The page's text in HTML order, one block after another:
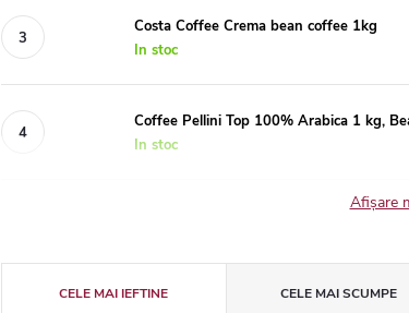
Costa Coffee Crema bean coffee 1kg
In stoc
Coffee Pellini Top 100% Arabica 1 kg,
In stoc
Afişare
CELE MAI IEFTINE CELE MAI SCUMPE